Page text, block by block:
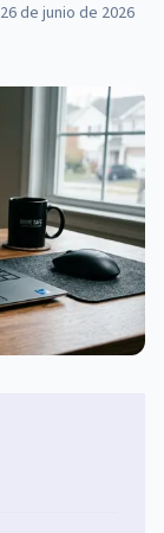
26 de junio de 2026